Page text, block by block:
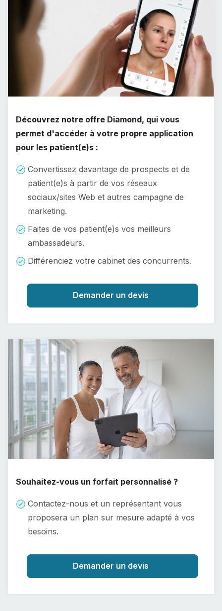
Découvrez notre offre Diamond, qui vous
permet d'accéder à votre propre application
pour les patient(e)s :
Convertissez davantage de prospects et de
patient(e)s à partir de vos réseaux
sociaux/sites Web et autres campagne de
marketing.
Faites de vos patient(e)s vos meilleurs
ambassadeurs.
Différenciez votre cabinet des concurrents.
Demander un devis
Souhaitez-vous un forfait personnalisé ?
Contactez-nous et un représentant vous
proposera un plan sur mesure adapté à vos
besoins.
Demander un devis